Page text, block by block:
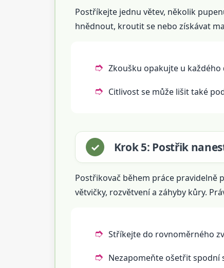
Postříkejte jednu větev, několik
hnědnout, kroutit se nebo získávat
Zkoušku opakujte u
Citlivost se může lišit také
Krok 5: Postřik
Postřikovač během práce pravidelně
větvičky, rozvětvení a záhyby kůry.
Stříkejte do rovnoměrného
Nezapomeňte ošetřit spodní